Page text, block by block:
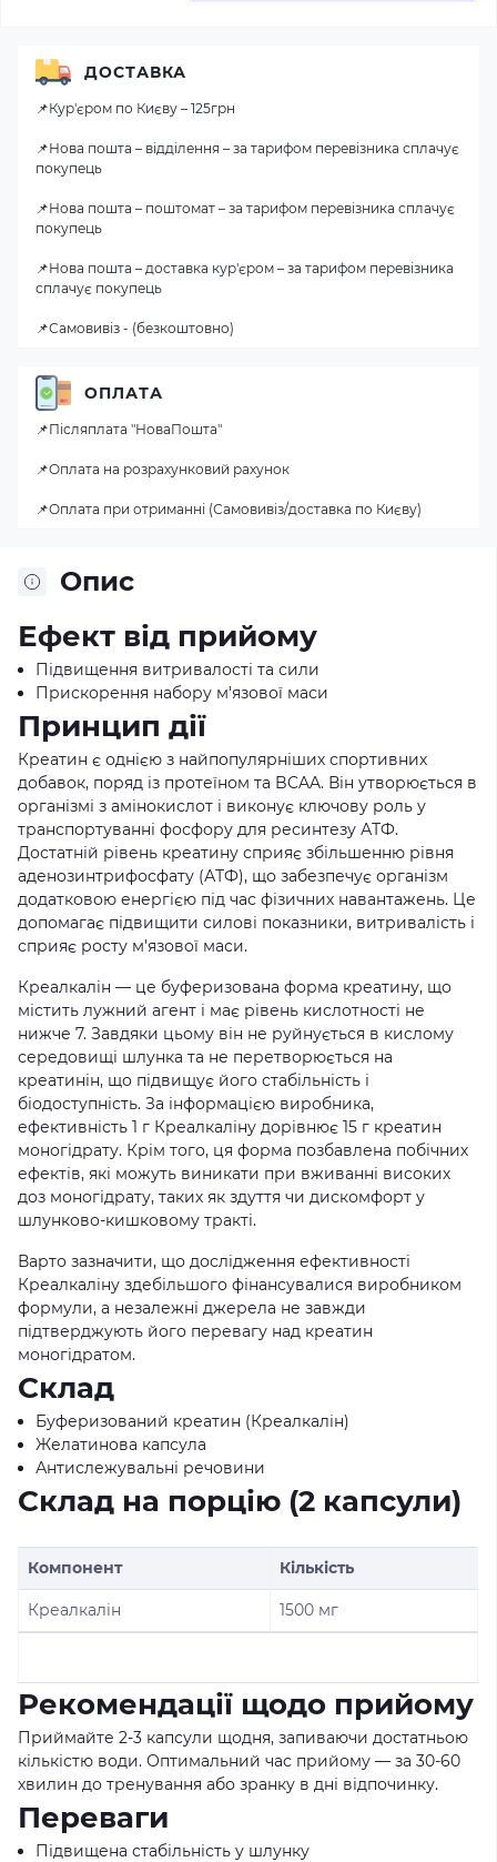
Опис
Ефект від прийому
Підвищення витривалості та сили
Прискорення набору м'язової маси
Принцип дії
Креатин є однією з найпопулярніших спортивних
добавок, поряд із протеїном та BCAA. Він утворюється в
організмі з амінокислот і виконує ключову роль у
транспортуванні фосфору для ресинтезу АТФ.
Достатній рівень креатину сприяє збільшенню рівня
аденозинтрифосфату (АТФ), що забезпечує організм
додатковою енергією під час фізичних навантажень. Це
допомагає підвищити силові показники, витривалість і
сприяє росту м'язової маси.
Креалкалін — це буферизована форма креатину, що
містить лужний агент і має рівень кислотності не
нижче 7. Завдяки цьому він не руйнується в кислому
середовищі шлунка та не перетворюється на
креатинін, що підвищує його стабільність і
біодоступність. За інформацією виробника,
ефективність 1 г Креалкаліну дорівнює 15 г креатин
моногідрату. Крім того, ця форма позбавлена побічних
ефектів, які можуть виникати при вживанні високих
доз моногідрату, таких як здуття чи дискомфорт у
шлунково-кишковому тракті.
Варто зазначити, що дослідження ефективності
Креалкаліну здебільшого фінансувалися виробником
формули, а незалежні джерела не завжди
підтверджують його перевагу над креатин
моногідратом.
Склад
Буферизований креатин (Креалкалін)
Желатинова капсула
Антислежувальні речовини
Склад на порцію (2 капсули)
Компонент Кількість
Креалкалін 1500 мг
Рекомендації щодо прийому
Приймайте 2-3 капсули щодня, запиваючи достатньою
кількістю води. Оптимальний час прийому — за 30-60
хвилин до тренування або зранку в дні відпочинку.
Переваги
Підвищена стабільність у шлунку
ДОСТАВКА
📌Кур'єром по Києву – 125грн
📌Нова пошта – відділення – за тарифом перевізника сплачує
покупець
📌Нова пошта – поштомат – за тарифом перевізника сплачує
покупець
📌Нова пошта – доставка кур'єром – за тарифом перевізника
сплачує покупець
📌Самовивіз - (безкоштовно)
ОПЛАТА
📌Післяплата "НоваПошта"
📌Оплата на розрахунковий рахунок
📌Оплата при отриманні (Самовивіз/доставка по Києву)